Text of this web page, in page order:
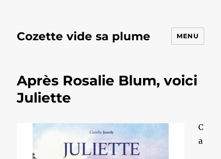
Cozette vide sa plume MENU
Après Rosalie Blum, voici
Juliette
C
a